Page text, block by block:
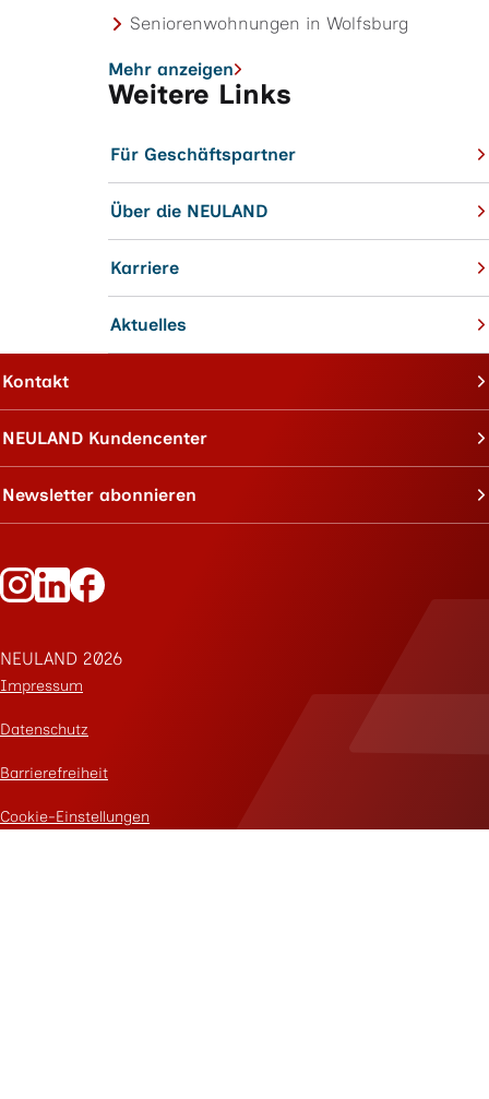
Seniorenwohnungen in Wolfsburg
Mehr anzeigen
Weitere Links
Für Geschäftspartner
Über die NEULAND
Karriere
Aktuelles
Kontakt
NEULAND Kundencenter
Newsletter abonnieren
NEULAND 2026
Impressum
Datenschutz
Barrierefreiheit
Cookie-Einstellungen
Folge Neuland auf Instagram
Folge Neuland auf LinkedIn
Folge Neuland auf Facebook